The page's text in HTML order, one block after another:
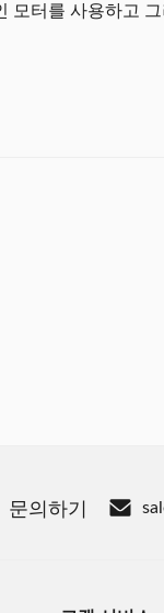
모터를 사용하고
문의하기